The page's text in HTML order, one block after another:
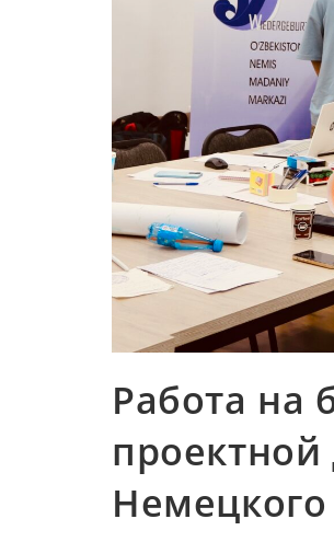
Работа на